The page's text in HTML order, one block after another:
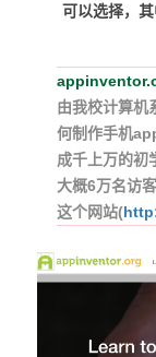
可以选择，其
appinventor
由我校计算机
何制作手机
成千上万的初
大概6万名访客
这个网站(